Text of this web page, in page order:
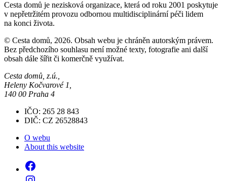
Cesta domů je nezisková organizace, která od roku 2001 poskytuje
v nepřetržitém provozu odbornou multidisciplinární péči lidem
na konci života.
© Cesta domů, 2026. Obsah webu je chráněn autorským právem.
Bez předchozího souhlasu není možné texty, fotografie ani další
obsah dále šířit či komerčně využívat.
Cesta domů, z.ú.,
Heleny Kočvarové 1,
140 00 Praha 4
IČO: 265 28 843
DIČ: CZ 26528843
O webu
About this website